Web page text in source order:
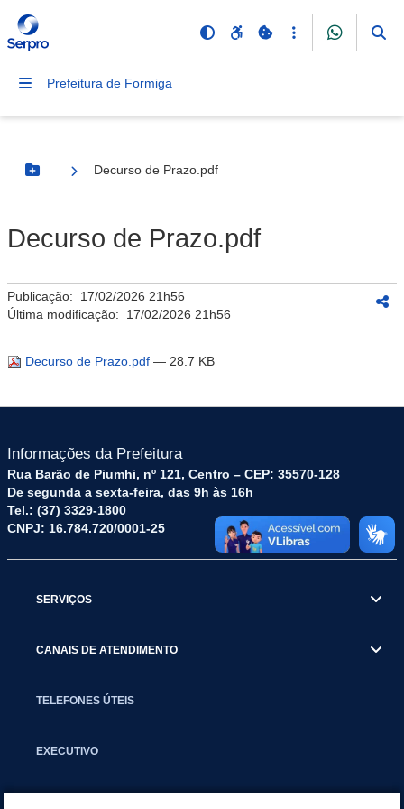
Prefeitura de Formiga
Botão Menu
Decurso de Prazo.pdf
Decurso de Prazo.pdf
Publicação: 17/02/2026 21h56
Última modificação: 17/02/2026 21h56
Decurso de Prazo.pdf — 28.7 KB
Informações da Prefeitura
Rua Barão de Piumhi, nº 121, Centro – CEP: 35570-128
De segunda a sexta-feira, das 9h às 16h
Tel.: (37) 3329-1800
CNPJ: 16.784.720/0001-25
SERVIÇOS
CANAIS DE ATENDIMENTO
TELEFONES ÚTEIS
EXECUTIVO